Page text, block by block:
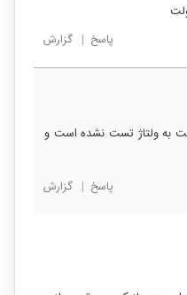
پاسخ | گزارش
به ولتاژ تست نشده است و
پاسخ | گزارش